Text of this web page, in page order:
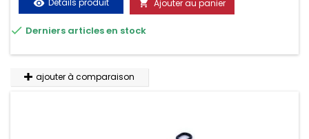
transport. Matière polyester très résistante aux UV et aux
variations de températures, n'absorbe pas l'eau.
visibility Détails produit  Ajouter au panier
 Derniers articles en stock
ajouter à comparaison